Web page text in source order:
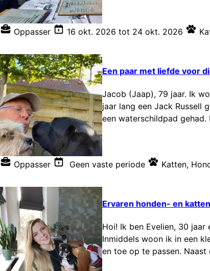
Oppasser 16 okt. 2026 tot 24 okt. 2026
Een paar met liefde voor
Jacob (Jaap), 79 jaar. Ik
jaar lang een Jack Russell
een waterschildpad
Oppasser Geen vaste periode Katten,
Ervaren honden- en
Hoi! Ik ben Evelien, 30
Inmiddels woon ik in een
en toe op te passen.